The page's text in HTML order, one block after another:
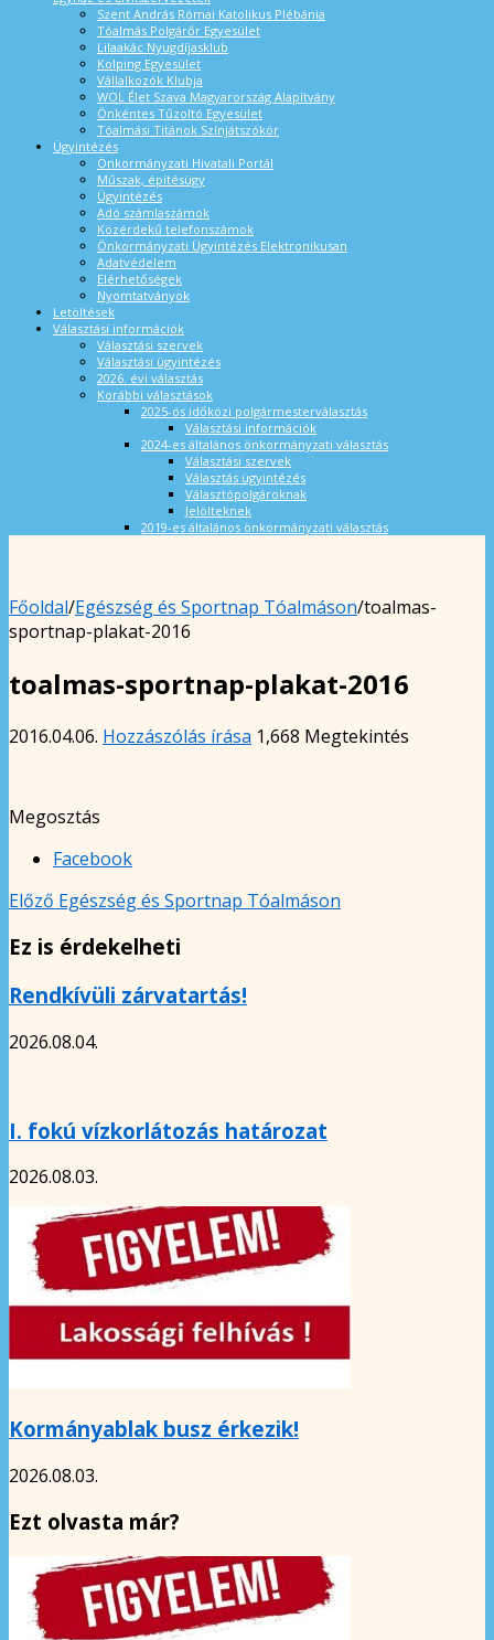
Szent András Római Katolikus Plébánia
Tóalmás Polgárőr Egyesület
Lilaakác Nyugdíjasklub
Kolping Egyesület
Vállalkozók Klubja
WOL Élet Szava Magyarország Alapítvány
Önkéntes Tűzoltó Egyesület
Tóalmási Titánok Színjátszókör
Ügyintézés
Önkormányzati Hivatali Portál
Műszak, építésügy
Ügyintézés
Adó számlaszámok
Közérdekű telefonszámok
Önkormányzati Ügyintézés Elektronikusan
Adatvédelem
Elérhetőségek
Nyomtatványok
Letöltések
Választási információk
Választási szervek
Választási ügyintézés
2026. évi választás
Korábbi választások
2025-ös időközi polgármesterválasztás
Választási információk
2024-es általános önkormányzati választás
Választási szervek
Választás ügyintézés
Választópolgároknak
Jelölteknek
2019-es általános önkormányzati választás
Főoldal/Egészség és Sportnap Tóalmáson/toalmas-
sportnap-plakat-2016
toalmas-sportnap-plakat-2016
2016.04.06. Hozzászólás írása 1,668 Megtekintés
Megosztás
Facebook
Előző Egészség és Sportnap Tóalmáson
Ez is érdekelheti
Rendkívüli zárvatartás!
2026.08.04.
I. fokú vízkorlátozás határozat
2026.08.03.
Kormányablak busz érkezik!
2026.08.03.
Ezt olvasta már?